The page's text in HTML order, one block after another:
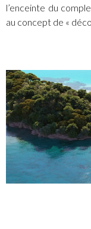
l’enceinte du
au concept de «